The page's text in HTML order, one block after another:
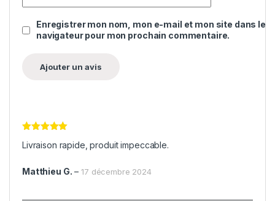
Enregistrer mon nom, mon e-mail et mon site dans le
navigateur pour mon prochain commentaire.
5
Livraison rapide, produit impeccable.
Matthieu G. –17 décembre 2024